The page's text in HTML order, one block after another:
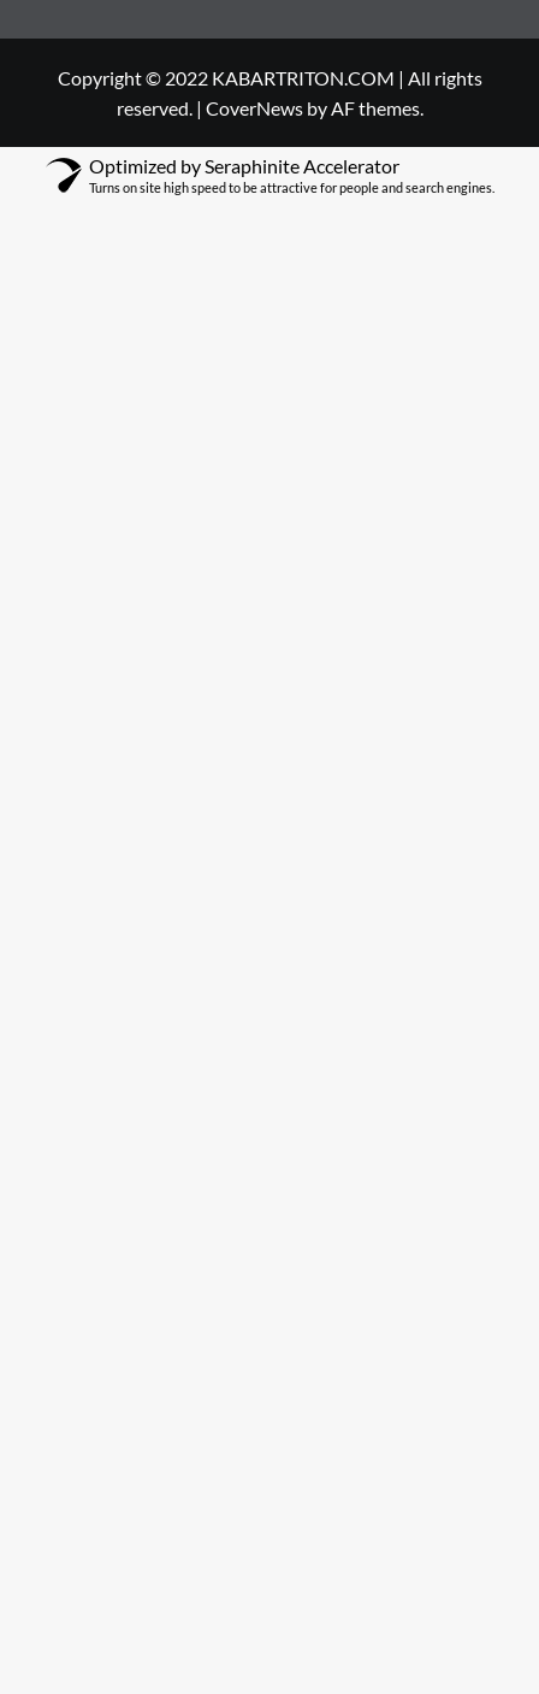
Copyright © 2022 KABARTRITON.COM | All rights
reserved. | CoverNewsby AF themes.
Optimized by Seraphinite Accelerator
Turns on site high speed to be attractive for people and search engines.